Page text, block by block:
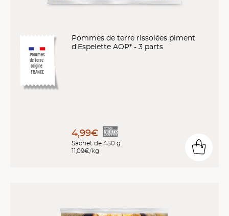
Pommes
de terre
origine
FRANCE
Pommes de terre rissolées piment
d'Espelette AOP* - 3 parts
4,99€
Sachet de 450 g
11,09€/kg